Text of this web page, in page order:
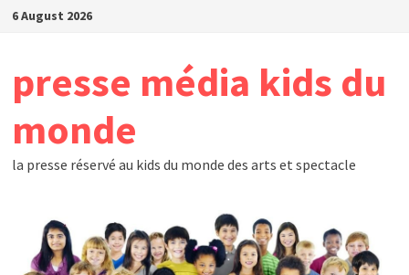
Skip6 August 2026
presse média kids du
monde
la presse réservé au kids du monde des arts et spectacle